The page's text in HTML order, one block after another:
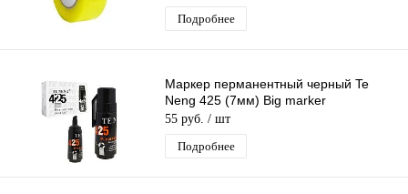
Подробнее
Маркер перманентный черный Te
Neng 425 (7мм) Big marker
55 руб. / шт
Подробнее